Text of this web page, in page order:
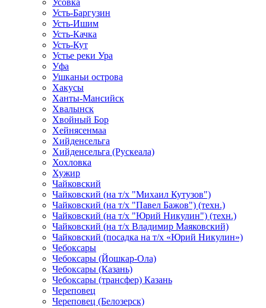
Усовка
Усть-Баргузин
Усть-Ишим
Усть-Качка
Усть-Кут
Устье реки Ура
Уфа
Ушканьи острова
Хакусы
Ханты-Мансийск
Хвалынск
Хвойный Бор
Хейнясенмаа
Хийденсельга
Хийденсельга (Рускеала)
Хохловка
Хужир
Чайковский
Чайковский (на т/х "Михаил Кутузов")
Чайковский (на т/х "Павел Бажов") (техн.)
Чайковский (на т/х "Юрий Никулин") (техн.)
Чайковский (на т/х Владимир Маяковский)
Чайковский (посадка на т/х «Юрий Никулин»)
Чебоксары
Чебоксары (Йошкар-Ола)
Чебоксары (Казань)
Чебоксары (трансфер) Казань
Череповец
Череповец (Белозерск)